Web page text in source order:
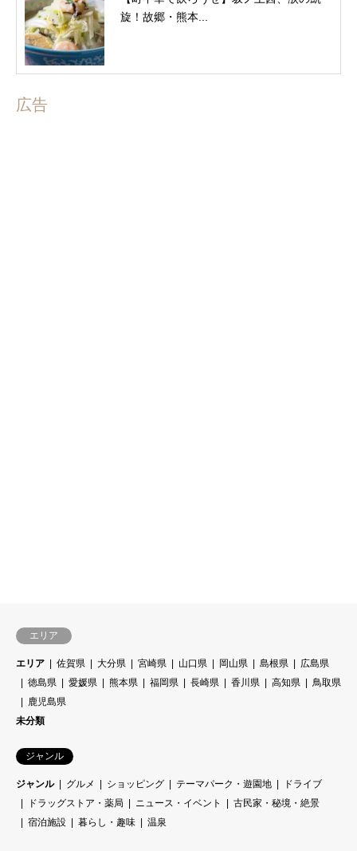
旋！故郷・熊本...
広告
エリア
エリア 佐賀県 大分県 宮崎県 山口県 岡山県 島根県
広島県
徳島県
愛媛県 熊本県 福岡県 長崎県 香川県 高知県
鳥取県
鹿児島県
未分類
ジャンル
ジャンル グルメ ショッピング テーマパーク・遊園地
ドライブ
ドラッグストア・薬局
ニュース・イベント
古民家・秘境・絶景
宿泊施設
暮らし・趣味 温泉